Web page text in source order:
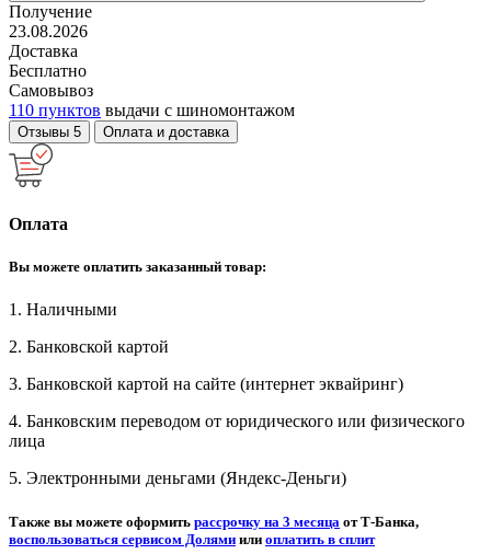
Получение
23.08.2026
Доставка
Бесплатно
Самовывоз
110 пунктов выдачи с шиномонтажом
Отзывы 5 Оплата и доставка
Оплата
Вы можете оплатить заказанный товар:
1. Наличными
2. Банковской картой
3. Банковской картой на сайте (интернет эквайринг)
4. Банковским переводом от юридического или физического
лица
5. Электронными деньгами (Яндекс-Деньги)
Также вы можете оформить рассрочку на 3 месяца от Т-Банка,
воспользоваться сервисом Долями или оплатить в сплит